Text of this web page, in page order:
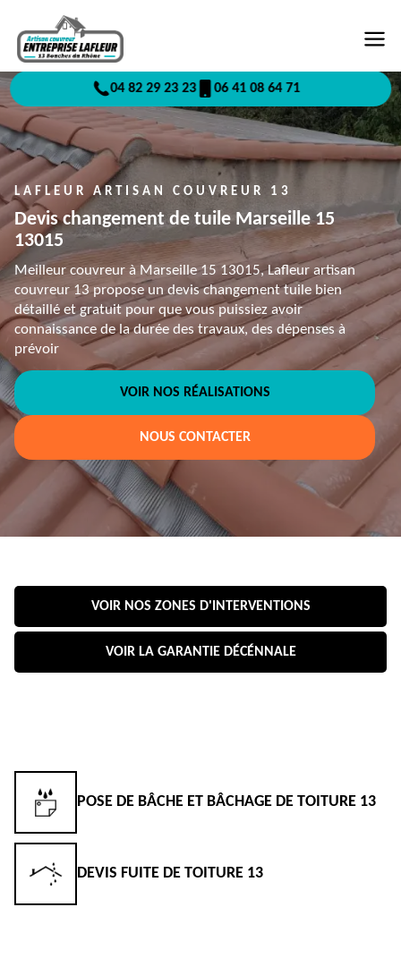
04 82 29 23 23 06 41 08 64 71
LAFLEUR ARTISAN COUVREUR 13
Devis changement de tuile Marseille 15
13015
Meilleur couvreur à Marseille 15 13015, Lafleur artisan
couvreur 13 propose un devis changement tuile bien
détaillé et gratuit pour que vous puissiez avoir
connaissance de la durée des travaux, des dépenses à
prévoir
VOIR NOS RÉALISATIONS
NOUS CONTACTER
VOIR NOS ZONES D'INTERVENTIONS
VOIR LA GARANTIE DÉCÉNNALE
POSE DE BÂCHE ET BÂCHAGE DE TOITURE 13
DEVIS FUITE DE TOITURE 13